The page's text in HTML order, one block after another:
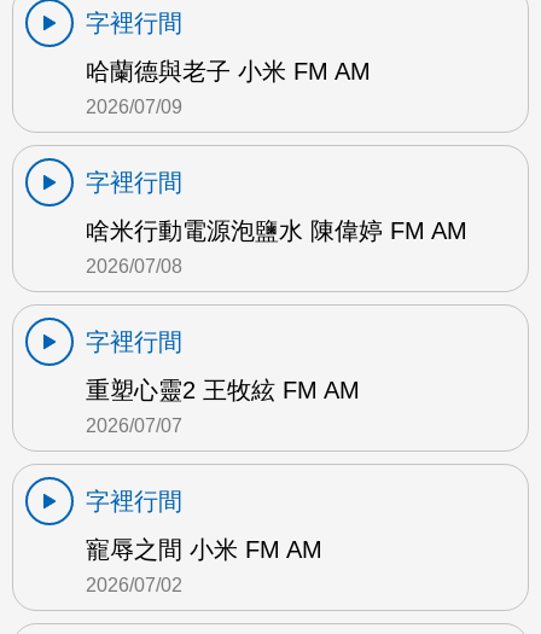
字裡行間
哈蘭德與老子 小米 FM AM
2026/07/09
字裡行間
啥米行動電源泡鹽水 陳偉婷 FM AM
2026/07/08
字裡行間
重塑心靈2 王牧絃 FM AM
2026/07/07
字裡行間
寵辱之間 小米 FM AM
2026/07/02